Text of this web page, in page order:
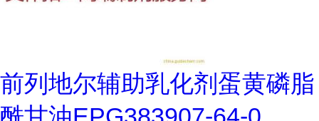
前列地尔辅助乳化剂蛋黄磷脂